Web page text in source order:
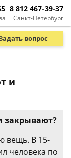
Санкт-Петербург
8 812 467-39-37
вопрос
и
закрывают?
вещь. В 15-
человека по